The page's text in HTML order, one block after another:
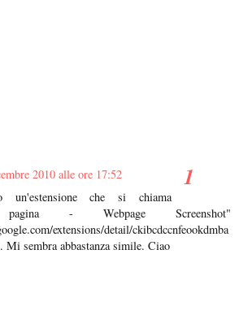
2010 alle ore 17:52
che si chiama
pagina - Webpage Screenshot"
extensions/detail/ckibcdccnfeookdmba
Mi sembra abbastanza simile. Ciao